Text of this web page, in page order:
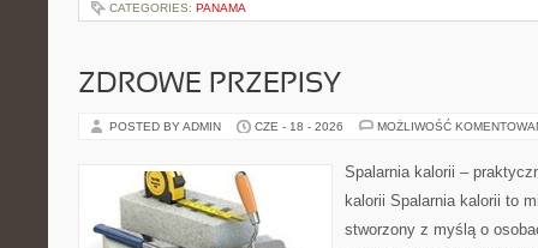
CATEGORIES: PANAMA
ZDROWE PRZEPISY
POSTED BY ADMIN CZE - 18 - 2026 MOŻLIWOŚĆ
Spalarnia kalorii –
kalorii Spalarnia kalorii to
stworzony z myślą o